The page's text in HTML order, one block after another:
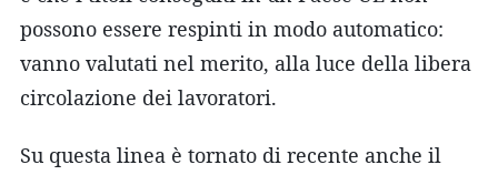
possono essere respinti in modo automatico:
vanno valutati nel merito, alla luce della libera
circolazione dei lavoratori.
Su questa linea è tornato di recente anche il